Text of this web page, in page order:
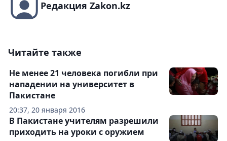
Редакция Zakon.kz
Читайте также
20:37, 20 января 2016
Не менее 21 человека погибли при
нападении на университет в
Пакистане
В Пакистане учителям разрешили
приходить на уроки с оружием